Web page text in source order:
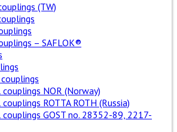
(TW)
– SAFLOK®
NOR (Norway)
ROTTA ROTH (Russia)
GOST no. 28352-89, 2217-